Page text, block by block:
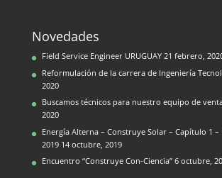
Novedades
Field Service Engineer URUGUAY 21 febrero,
Reformulación de la carrera de Ingeniería
2020
Buscamos técnicos para nuestro equipo de
2020
Energía Alterna – Construye Solar – Capítulo 1
2019 14 octubre, 2019
Encuentro “Construye Con-Ciencia” 6 octubre,